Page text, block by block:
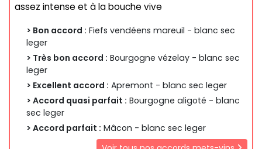
assez intense et à la bouche vive
> Bon accord : Fiefs vendéens mareuil - blanc sec
leger
> Très bon accord : Bourgogne vézelay - blanc sec
leger
> Excellent accord : Apremont - blanc sec leger
> Accord quasi parfait : Bourgogne aligoté - blanc
sec leger
> Accord parfait : Mâcon - blanc sec leger